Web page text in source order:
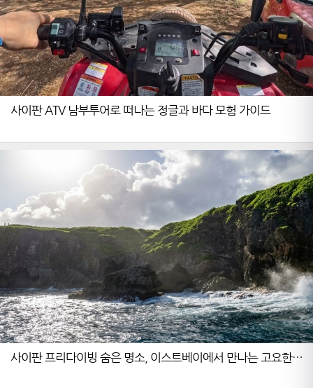
사이판 ATV 남부투어로 떠나는 정글과 바다 모험 가이드
사이판 프리다이빙 숨은 명소, 이스트베이에서 만나는 고요한